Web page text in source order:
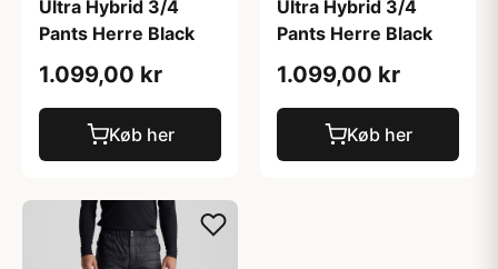
Ultra Hybrid 3/4
Pants Herre Black
1.099,00 kr
Køb her
Ultra Hybrid 3/4
Pants Herre Black
1.099,00 kr
Køb her